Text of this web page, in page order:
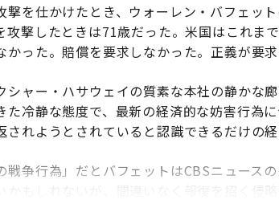
撃を仕かけたとき、ウォーレン・バフェッ
攻撃したときは71歳だった。米国はこれま
かった。賠償を要求しなかった。正義が要
シャー・ハサウェイの質素な本社の静かな
た冷静な態度で、最新の経済的な妨害行為
されようとされていると認識できるだけの
戦争行為」だとバフェットはCBSニュース